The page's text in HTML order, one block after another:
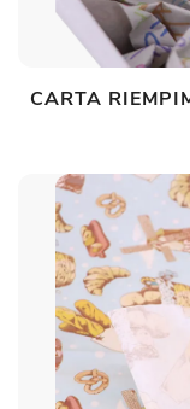
CARTA